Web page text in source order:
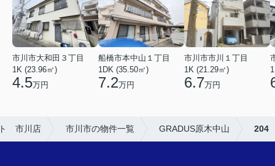
市川市大和田３丁目
1K (23.96㎡)
4.5万円
船橋市本中山１丁目
1DK (35.50㎡)
7.2万円
市川市市川１丁目
1K (21.29㎡)
6.7万円
ト 市川店 市川市の物件一覧 GRADUS原木中山 204